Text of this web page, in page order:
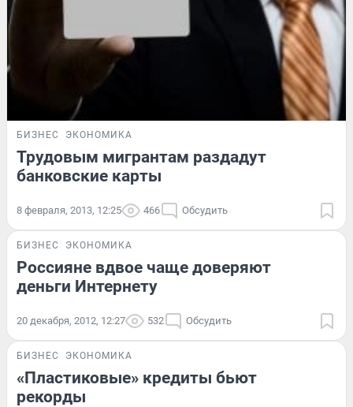
БИЗНЕС ЭКОНОМИКА
Трудовым мигрантам раздадут
банковские карты
8 февраля, 2013, 12:25 466 Обсудить
БИЗНЕС ЭКОНОМИКА
Россияне вдвое чаще доверяют
деньги Интернету
20 декабря, 2012, 12:27 532 Обсудить
БИЗНЕС ЭКОНОМИКА
«Пластиковые» кредиты бьют
рекорды